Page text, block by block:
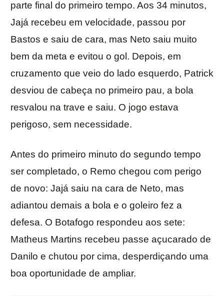
parte final do primeiro tempo. Aos 34 minutos,
Jajá recebeu em velocidade, passou por
Bastos e saiu de cara, mas Neto saiu muito
bem da meta e evitou o gol. Depois, em
cruzamento que veio do lado esquerdo, Patrick
desviou de cabeça no primeiro pau, a bola
resvalou na trave e saiu. O jogo estava
perigoso, sem necessidade.
Antes do primeiro minuto do segundo tempo
ser completado, o Remo chegou com perigo
de novo: Jajá saiu na cara de Neto, mas
adiantou demais a bola e o goleiro fez a
defesa. O Botafogo respondeu aos sete:
Matheus Martins recebeu passe açucarado de
Danilo e chutou por cima, desperdiçando uma
boa oportunidade de ampliar.